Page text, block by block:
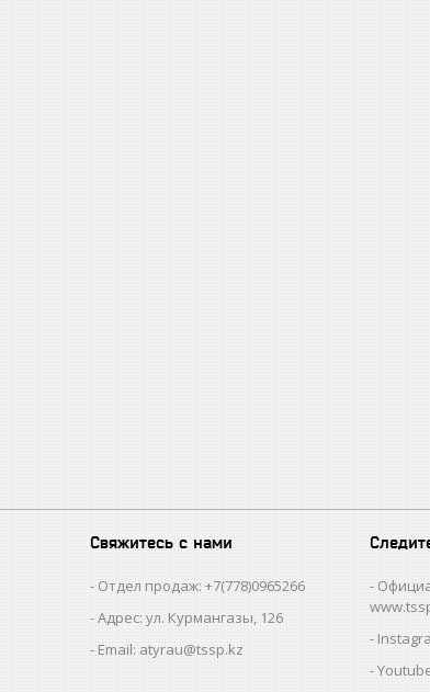
Свяжитесь с нами
Отдел продаж: +7(778)0965266
Адрес: ул. Курмангазы, 126
Email: atyrau@tssp.kz